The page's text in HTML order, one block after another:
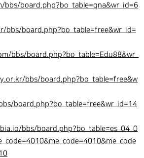
board.php?bo_table=qna&wr_id=6
bbs/board.php?bo_table=free&wr_id=
bbs/board.php?bo_table=Edu88&wr_
bbs/board.php?bo_table=free&w
board.php?bo_table=free&wr_id=14
bbs/board.php?bo_table=es_04_0